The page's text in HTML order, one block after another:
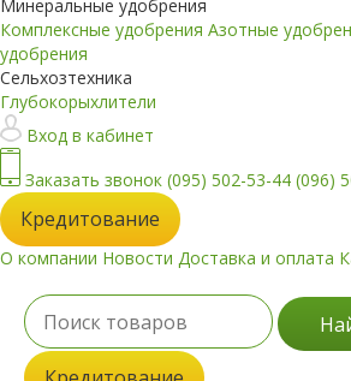
Минеральные удобрения
Комплексные удобрения Азотные
удобрения
Сельхозтехника
Глубокорыхлители
Вход в кабинет
Заказать звонок (095) 502-53-44 (096)
Кредитование
О компании Новости Доставка и оплата